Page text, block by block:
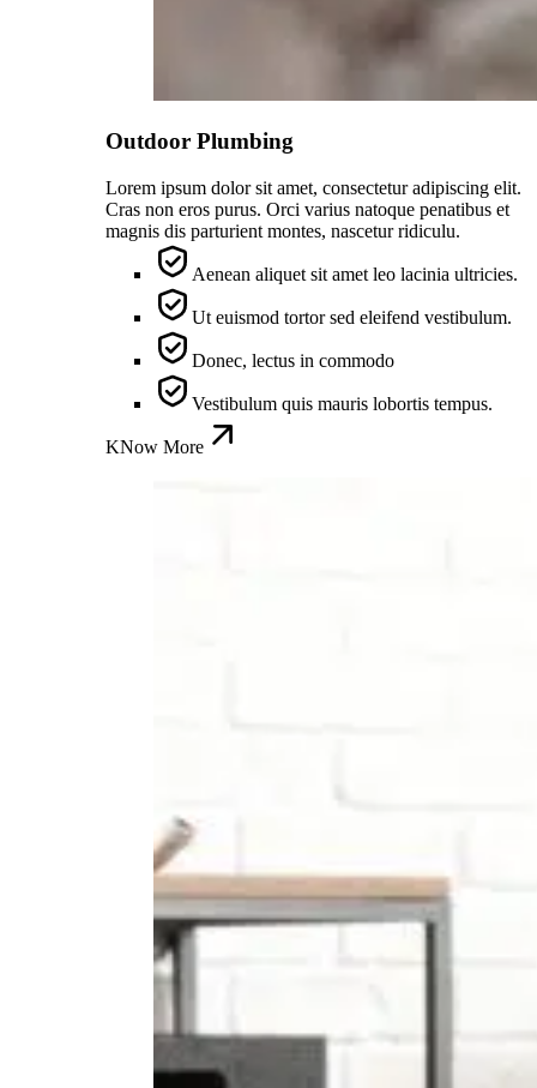
Outdoor Plumbing
Lorem ipsum dolor sit amet, consectetur adipiscing elit.
Cras non eros purus. Orci varius natoque penatibus et
magnis dis parturient montes, nascetur ridiculu.
Aenean aliquet sit amet leo lacinia ultricies.
Ut euismod tortor sed eleifend vestibulum.
Donec, lectus in commodo
Vestibulum quis mauris lobortis tempus.
KNow More